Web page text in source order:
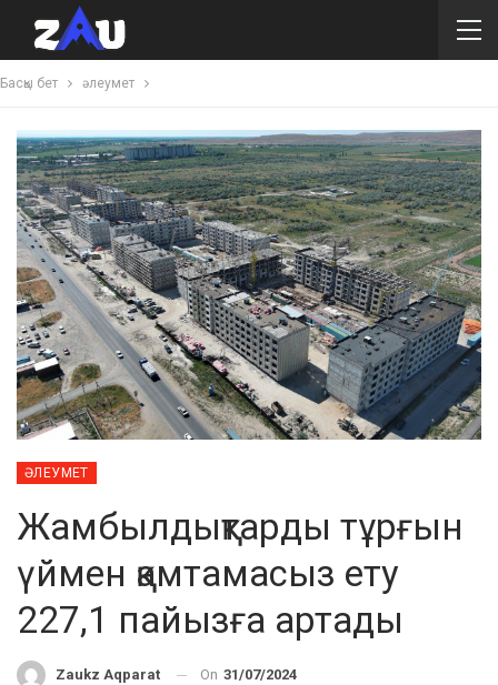
Басқы бет әлеумет
ӘЛЕУМЕТ
Жамбылдықтарды тұрғын
үймен қамтамасыз ету
227,1 пайызға артады
Zaukz Aqparat On 31/07/2024